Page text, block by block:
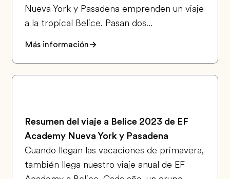
Nueva York y Pasadena emprenden un viaje
a la tropical Belice. Pasan dos...
Más información
Resumen del viaje a Belice 2023 de EF
Academy Nueva York y Pasadena
Cuando llegan las vacaciones de primavera,
también llega nuestro viaje anual de EF